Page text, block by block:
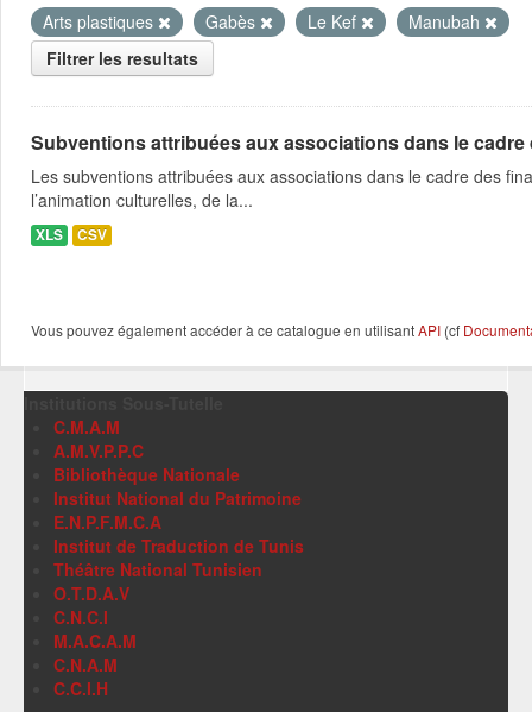
Arts plastiques
Gabès Le Kef
Manubah
Filtrer les resultats
Subventions attribuées aux associations dans le
Les subventions attribuées aux associations dans le cadre des
l’animation culturelles, de la...
XLS CSV
Vous pouvez également accéder à ce catalogue en utilisantAPI (cf
C.M.A.M
A.M.V.P.P.C
Bibliothèque Nationale
Institut National du Patrimoine
E.N.P.F.M.C.A
Institut de Traduction de Tunis
Théâtre National Tunisien
O.T.D.A.V
C.N.C.I
M.A.C.A.M
C.N.A.M
C.C.I.H